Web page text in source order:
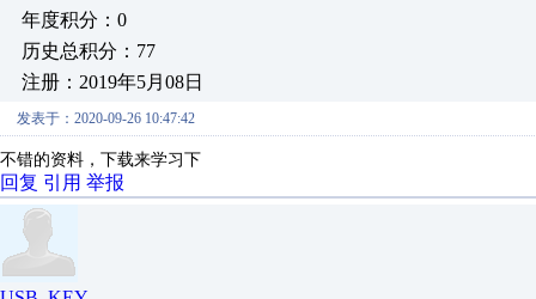
年度积分：0
历史总积分：77
注册：2019年5月08日
发表于：2020-09-26 10:47:42
不错的资料，下载来学习下
回复 引用 举报